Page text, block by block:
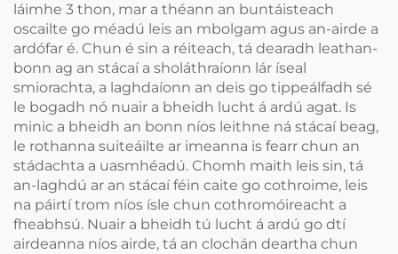
láimhe 3 thon, mar a théann an buntáisteach
oscailte go méadú leis an mbolgam agus an-airde a
ardófar é. Chun é sin a réiteach, tá dearadh leathan-
bonn ag an stácaí a sholáthraíonn lár íseal
smiorachta, a laghdaíonn an deis go tippeálfadh sé
le bogadh nó nuair a bheidh lucht á ardú agat. Is
minic a bheidh an bonn níos leithne ná stácaí beag,
le rothanna suiteáilte ar imeanna is fearr chun an
stádachta a uasmhéadú. Chomh maith leis sin, tá
an-laghdú ar an stácaí féin caite go cothroime, leis
na páirtí trom níos ísle chun cothromóireacht a
fheabhsú. Nuair a bheidh tú lucht á ardú go dtí
airdeanna níos airde, tá an clochán deartha chun